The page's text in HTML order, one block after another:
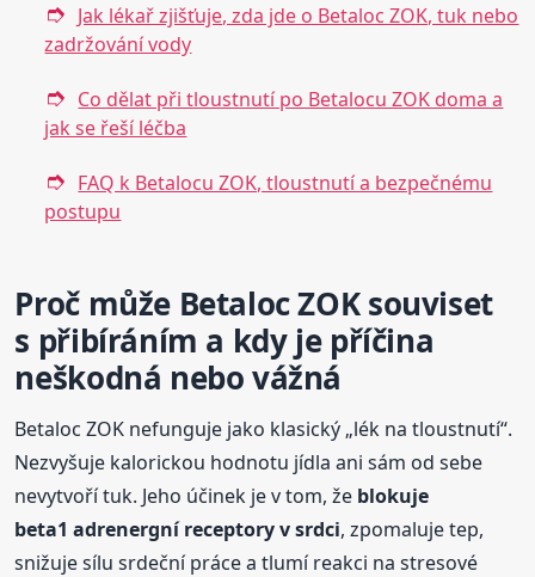
Jak lékař zjišťuje, zda jde o Betaloc ZOK, tuk nebo
zadržování vody
Co dělat při tloustnutí po Betalocu ZOK doma a
jak se řeší léčba
FAQ k Betalocu ZOK, tloustnutí a bezpečnému
postupu
Proč může Betaloc ZOK souviset
s přibíráním a kdy je příčina
neškodná nebo vážná
Betaloc ZOK nefunguje jako klasický „lék na tloustnutí“.
Nezvyšuje kalorickou hodnotu jídla ani sám od sebe
nevytvoří tuk. Jeho účinek je v tom, že blokuje
beta1 adrenergní receptory v srdci, zpomaluje tep,
snižuje sílu srdeční práce a tlumí reakci na stresové